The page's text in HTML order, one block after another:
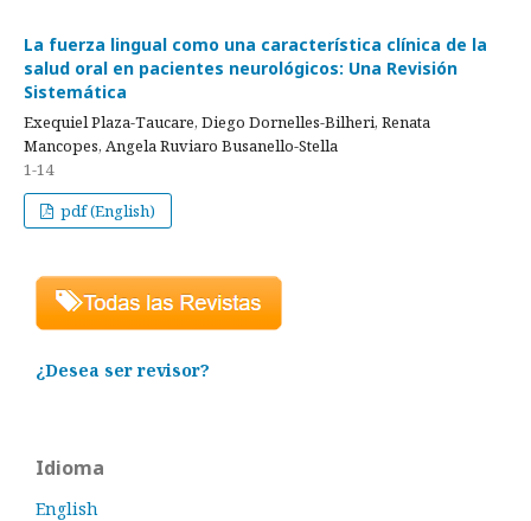
La fuerza lingual como una característica clínica de la
salud oral en pacientes neurológicos: Una Revisión
Sistemática
Exequiel Plaza-Taucare, Diego Dornelles-Bilheri, Renata
Mancopes, Angela Ruviaro Busanello-Stella
1-14
pdf (English)
¿Desea ser revisor?
Idioma
English